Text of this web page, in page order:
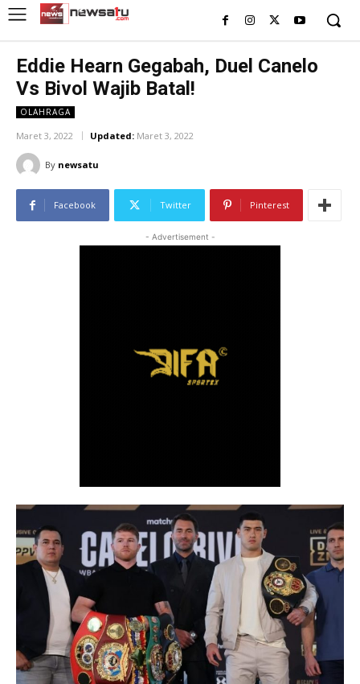
Eddie Hearn Gegabah, Duel Canelo
Vs Bivol Wajib Batal!
OLAHRAGA
Maret 3, 2022 Updated: Maret 3, 2022
By newsatu
Facebook Twitter Pinterest
- Advertisement -